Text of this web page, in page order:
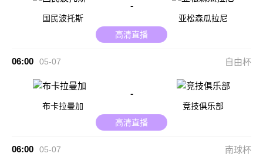
国民波托斯
-
亚松森瓜拉尼
高清直播
06:00 05-07 自由杯
布卡拉曼加
-
竞技俱乐部
高清直播
06:00 05-07 南球杯